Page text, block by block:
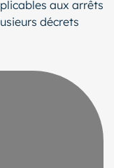
aux arrêts
décrets